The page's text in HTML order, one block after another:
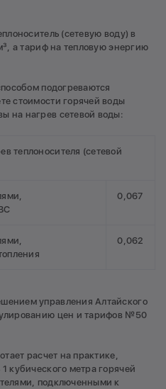
(сетевую воду) в
а тариф на тепловую энергию
подогреваются
стоимости горячей воды
на нагрев сетевой воды:
(сетевой
0,067
0,062
управления Алтайского
цен и тарифов №50
расчет на практике,
кубического метра горячей
подключенными к